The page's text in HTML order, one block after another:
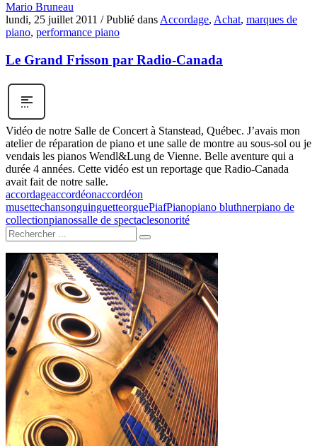
Mario Bruneau
lundi, 25 juillet 2011 / Publié dansAccordage, Achat, marques de
piano, performance piano
Le Grand Frisson par Radio-Canada
Vidéo de notre Salle de Concert à Stanstead, Québec. J’avais mon
atelier de réparation de piano et une salle de montre au sous-sol ou je
vendais les pianos Wendl&Lung de Vienne. Belle aventure qui a
durée 4 années. Cette vidéo est un reportage que Radio-Canada
avait fait de notre salle.
accordageaccordéonaccordéon
musettechansonguinguetteorguePiafPianopiano bluthnerpiano de
collectionpianossalle de spectaclesonorité